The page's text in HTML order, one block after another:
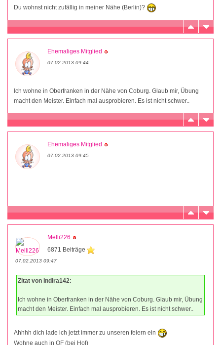
Du wohnst nicht zufällig in meiner Nähe (Berlin)?
Ehemaliges Mitglied
07.02.2013 09:44
Ich wohne in Oberfranken in der Nähe von Coburg. Glaub mir, Übung
macht den Meister. Einfach mal ausprobieren. Es ist nicht schwer..
Ehemaliges Mitglied
07.02.2013 09:45
Melli226
6871 Beiträge
07.02.2013 09:47
Zitat von Indira142:
Ich wohne in Oberfranken in der Nähe von Coburg. Glaub mir, Übung
macht den Meister. Einfach mal ausprobieren. Es ist nicht schwer..
Ahhhh dich lade ich jetzt immer zu unseren feiern ein
Wohne auch in OF (bei Hof)